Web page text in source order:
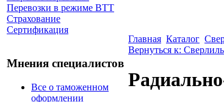
Перевозки в режиме ВТТ
Страхование
Сертификация
Мнения специалистов
Все о таможенном
оформлении
Главная Каталог
Вернуться к: